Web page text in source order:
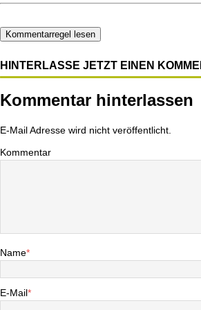
Kommentarregel lesen
HINTERLASSE JETZT EINEN
Kommentar hinterlassen
E-Mail Adresse wird nicht veröffentlicht.
Kommentar
Name*
E-Mail*